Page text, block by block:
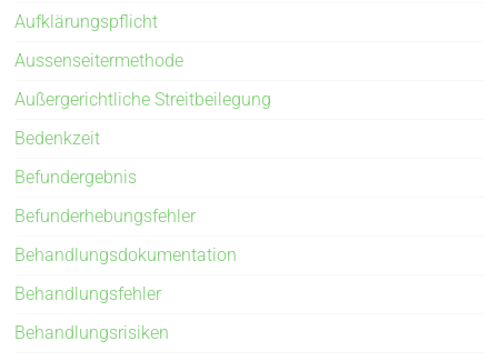
Aufklärungspflicht
Aussenseitermethode
Außergerichtliche Streitbeilegung
Bedenkzeit
Befundergebnis
Befunderhebungsfehler
Behandlungsdokumentation
Behandlungsfehler
Behandlungsrisiken